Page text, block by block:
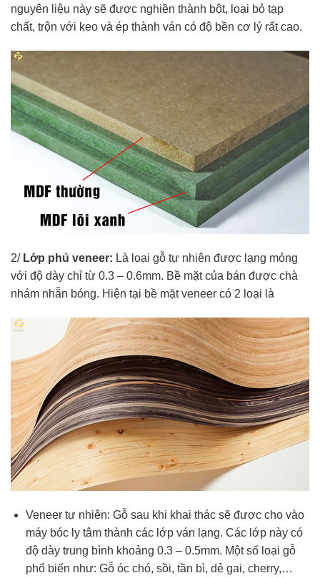
nguyên liệu này sẽ được nghiền thành bột, loại bỏ tạp
chất, trộn với keo và ép thành ván có độ bền cơ lý rất cao.
2/Lớp phủ veneer: Là loại gỗ tự nhiên được lạng mỏng
với độ dày chỉ từ 0.3 – 0.6mm. Bề mặt của bán được chà
nhám nhẵn bóng. Hiện tại bề mặt veneer có 2 loại là
Veneer tự nhiên: Gỗ sau khi khai thác sẽ được cho vào
máy bóc ly tâm thành các lớp ván lạng. Các lớp này có
độ dày trung bình khoảng 0.3 – 0.5mm. Một số loại gỗ
phổ biến như: Gỗ óc chó, sồi, tần bì, dẻ gai, cherry,…